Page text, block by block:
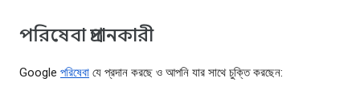
পরিষেবা প্রদানকারী
Google পরিষেবা যে প্রদান করছে ও আপনি যার সাথে চুক্তি করছেন: